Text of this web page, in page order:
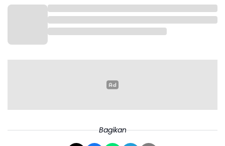
Bagikan